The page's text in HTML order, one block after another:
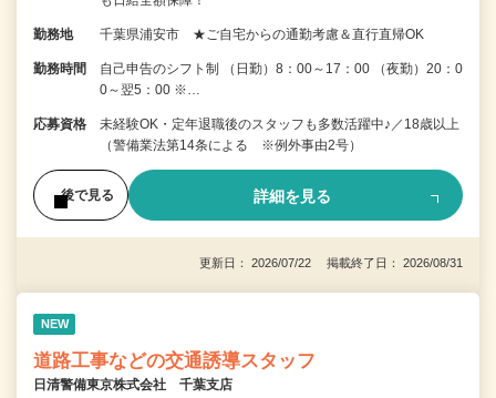
勤務地 千葉県浦安市 ★ご自宅からの通勤考慮＆直行直帰OK
勤務時間
自己申告のシフト制 （日勤）8：00～17：00 （夜勤）20：0
0～翌5：00 ※…
応募資格
未経験OK・定年退職後のスタッフも多数活躍中♪／18歳以上
（警備業法第14条による ※例外事由2号）
後で見る 詳細を見る
更新日： 2026/07/22 掲載終了日： 2026/08/31
NEW
道路工事などの交通誘導スタッフ
日清警備東京株式会社 千葉支店